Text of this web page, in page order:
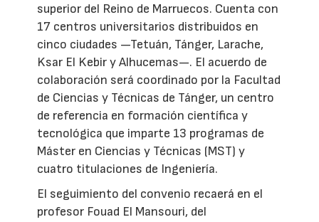
superior del Reino de Marruecos. Cuenta con
17 centros universitarios distribuidos en
cinco ciudades —Tetuán, Tánger, Larache,
Ksar El Kebir y Alhucemas—. El acuerdo de
colaboración será coordinado por la Facultad
de Ciencias y Técnicas de Tánger, un centro
de referencia en formación científica y
tecnológica que imparte 13 programas de
Máster en Ciencias y Técnicas (MST) y
cuatro titulaciones de Ingeniería.
El seguimiento del convenio recaerá en el
profesor Fouad El Mansouri, del